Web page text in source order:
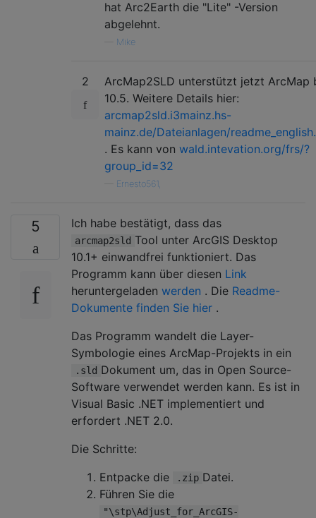
hat Arc2Earth die "Lite" -Version
abgelehnt.
Mike
2
ArcMap2SLD unterstützt jetzt ArcMap
10.5. Weitere Details hier:
arcmap2sld.i3mainz.hs-
mainz.de/Dateianlagen/
. Es kann von wald.intevation.org/frs/?
group_id=32
Ernesto561,
5 Ich habe bestätigt, dass das
arcmap2sld Tool unter ArcGIS Desktop
10.1+ einwandfrei funktioniert. Das
Programm kann über diesen Link
heruntergeladen werden . Die Readme-
Dokumente finden Sie hier .
Das Programm wandelt die Layer-
Symbologie eines ArcMap-Projekts in ein
.sld Dokument um, das in Open Source-
Software verwendet werden kann. Es ist in
Visual Basic .NET implementiert und
erfordert .NET 2.0.
Die Schritte:
Entpacke die
.zip Datei.
Führen Sie die
"\stp\Adjust_for_ArcGIS-